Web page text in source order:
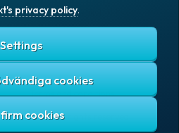
English (US)
Terms and conditions
AB. All rights reserved.
privacy policy.
Settings
cookies